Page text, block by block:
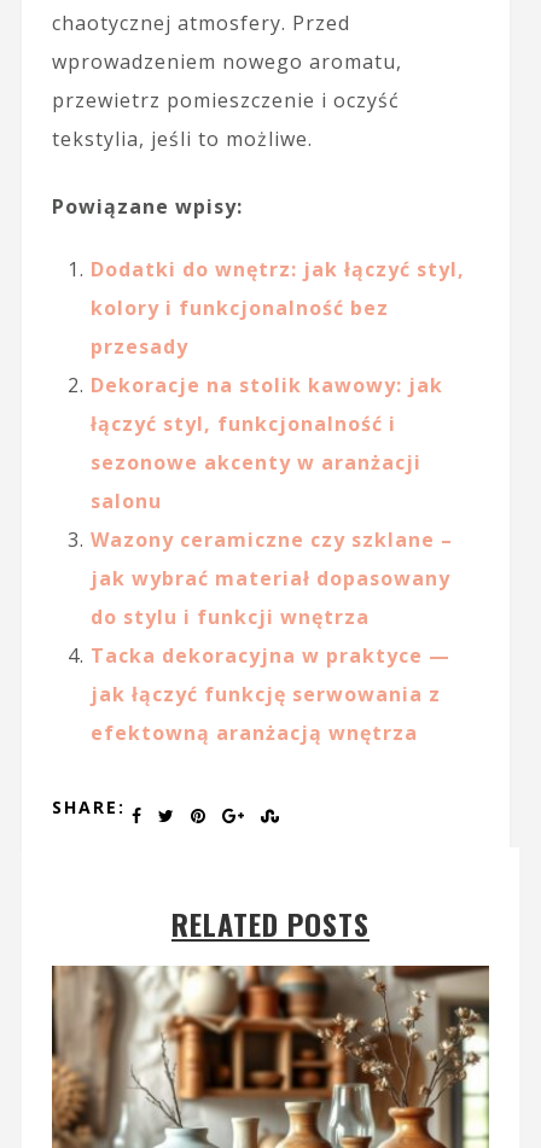
chaotycznej atmosfery. Przed
wprowadzeniem nowego aromatu,
przewietrz pomieszczenie i oczyść
tekstylia, jeśli to możliwe.
Powiązane wpisy:
Dodatki do wnętrz: jak łączyć styl,
kolory i funkcjonalność bez
przesady
Dekoracje na stolik kawowy: jak
łączyć styl, funkcjonalność i
sezonowe akcenty w aranżacji
salonu
Wazony ceramiczne czy szklane –
jak wybrać materiał dopasowany
do stylu i funkcji wnętrza
Tacka dekoracyjna w praktyce —
jak łączyć funkcję serwowania z
efektowną aranżacją wnętrza
SHARE:
RELATED POSTS